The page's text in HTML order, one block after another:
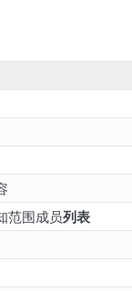
范围成员列表